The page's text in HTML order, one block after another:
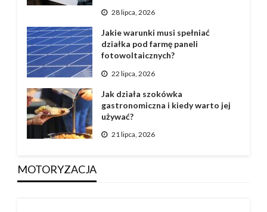
28 lipca, 2026
Jakie warunki musi spełniać
działka pod farmę paneli
fotowoltaicznych?
22 lipca, 2026
Jak działa szokówka
gastronomiczna i kiedy warto jej
używać?
21 lipca, 2026
MOTORYZACJA